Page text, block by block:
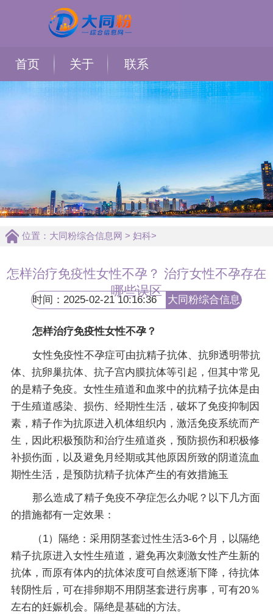
首页 关于 联系
位置： 大同粉综合信息网 > 妇科>
怎样治疗免疫性女性不孕？ 治疗女性不孕存在
哪些误区
时间：2025-02-21 10:16:36
大同粉综合信息
怎样治疗免疫性女性不孕？
女性免疫性不孕症可由抗精子抗体、抗卵透明带抗
体、抗卵巢抗体、抗子宫内膜抗体等引起，但其中常见
的是精子免疫。女性生殖道和血浆中的抗精子抗体是由
于生殖道感染、损伤、经期性生活，破坏了免疫抑制因
素，精子作为抗原进入机体组织内，激活免疫系统而产
生，因此积极预防和治疗生殖道炎，预防损伤和积极修
补损伤面，以及避免月经期或其他原因所致的阴道流血
期性生活，是预防抗精子抗体产生的有效措施玉
那么造成了精子免疫不孕症怎么办呢？以下几方面
的措施都有一定效果：
（1）隔绝：采用阴茎套过性生活3-6个月，以隔绝
精子抗原进入女性生殖道，避免再次刺激女性产生新的
抗体，而原有体内的抗体浓度可自然逐渐下降，待抗体
转阴性后，可在排卵期不用阴茎套进行房事，可有20％
左右的妊娠机会。隔绝是基础的方法。